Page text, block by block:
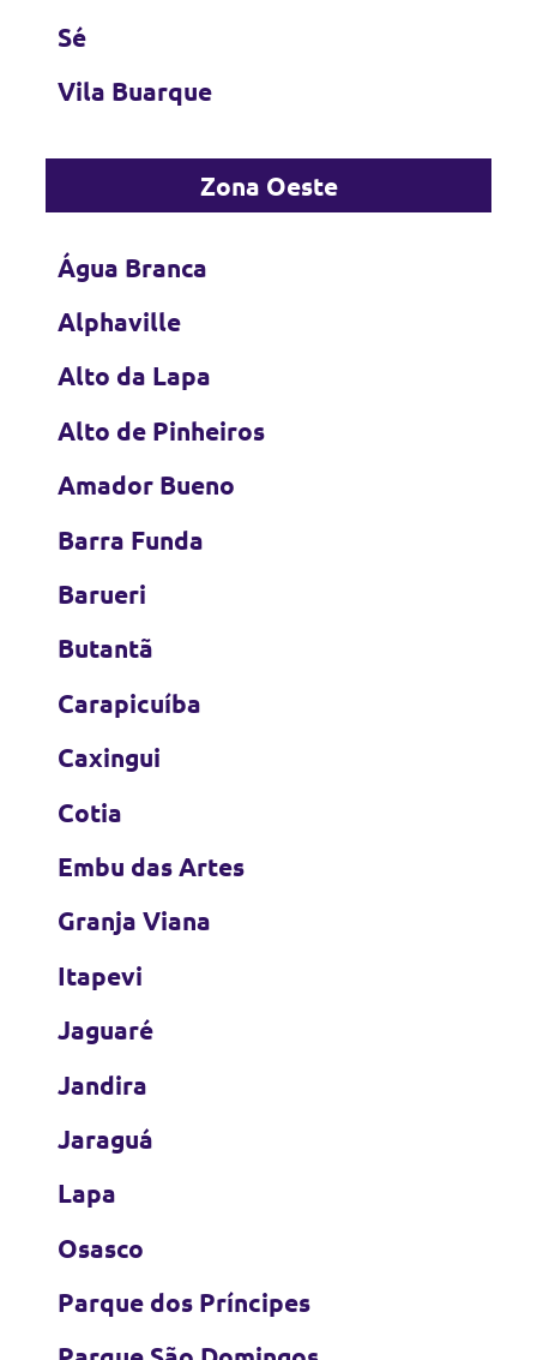
Sé
Vila Buarque
Zona Oeste
Água Branca
Alphaville
Alto da Lapa
Alto de Pinheiros
Amador Bueno
Barra Funda
Barueri
Butantã
Carapicuíba
Caxingui
Cotia
Embu das Artes
Granja Viana
Itapevi
Jaguaré
Jandira
Jaraguá
Lapa
Osasco
Parque dos Príncipes